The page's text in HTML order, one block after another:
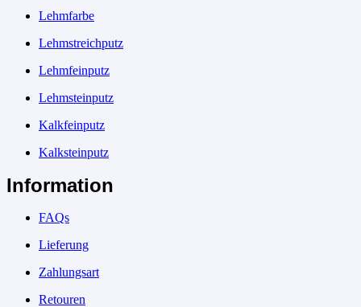
Lehmfarbe
Lehmstreichputz
Lehmfeinputz
Lehmsteinputz
Kalkfeinputz
Kalksteinputz
Information
FAQs
Lieferung
Zahlungsart
Retouren